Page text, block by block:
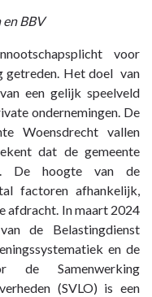
BBV
voor
getreden. Het doel van
een gelijk speelveld
ondernemingen. De
Woensdrecht vallen
dat de gemeente
is. De hoogte van de
factoren afhankelijk,
afdracht. In maart 2024
de Belastingdienst
en de
de Samenwerking
(SVLO) is een